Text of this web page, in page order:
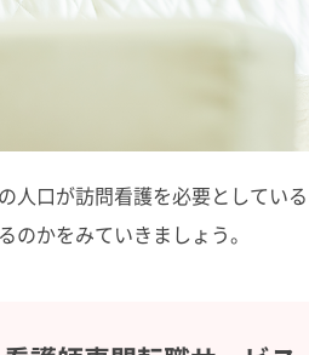
人口が訪問看護を必要としてい
のかをみていきましょう。